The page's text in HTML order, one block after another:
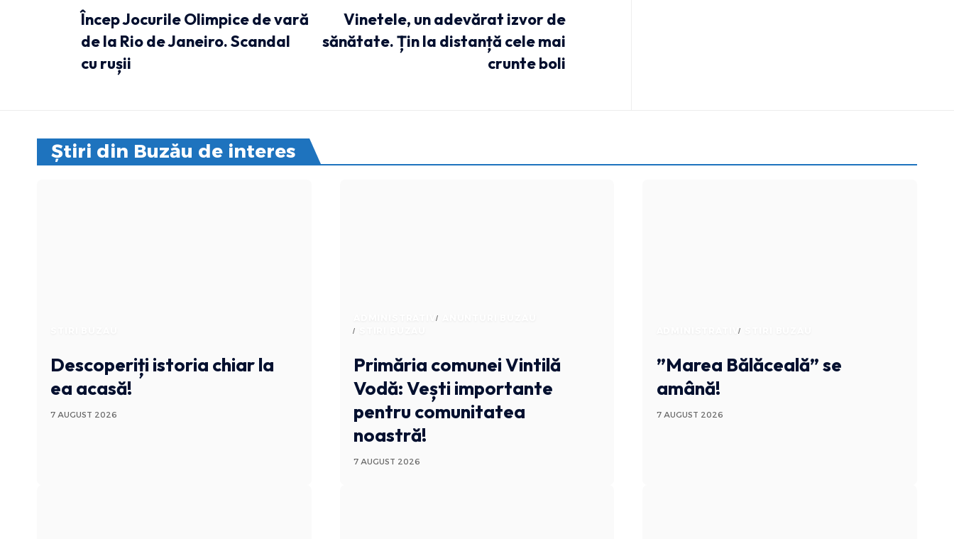
Încep Jocurile Olimpice de vară
de la Rio de Janeiro. Scandal
cu rușii
Vinetele, un adevărat izvor de
sănătate. Țin la distanță cele mai
crunte boli
Știri din Buzău de interes
Descoperiți istoria chiar la
ea acasă!
7 AUGUST 2026
ADMINISTRATIV
Primăria comunei Vintilă
Vodă: Vești importante
pentru comunitatea
noastră!
7 AUGUST 2026
ADMINISTRATIV
”Marea Bălăceală” se
amână!
7 AUGUST 2026